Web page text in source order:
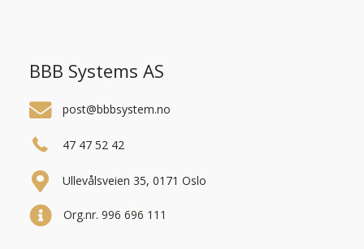
BBB Systems AS
post@bbbsystem.no
47 47 52 42
Ullevålsveien 35, 0171 Oslo
Org.nr. 996 696 111